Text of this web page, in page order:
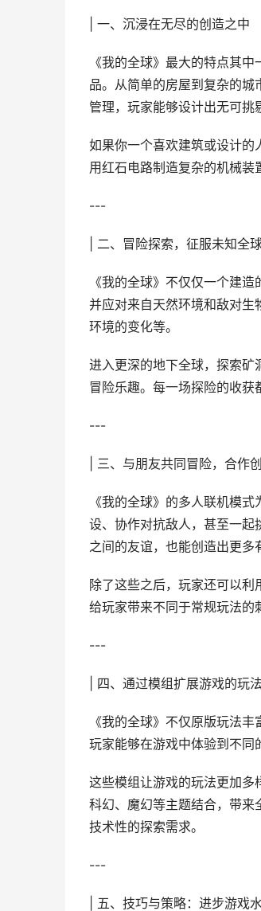
| 一、沉浸在无尽的创造之中
《我的全球》最大的特点其
品。从简单的房屋到复杂的
管理，玩家能够设计出无可挑
如果你一个喜欢建筑或设计的
用红石电路制造复杂的机械装
---
| 二、冒险探索，征服未知全
《我的全球》不仅仅一个建
并应对来自天然环境和敌对
环境的变化等。
进入更深的地下全球，探索
冒险乐趣。每一场探险的收获
---
| 三、与朋友共同冒险，合作
《我的全球》的多人联机模
设、协作对抗敌人，甚至一起
之间的友谊，也能创造出更多
除了这些之后，玩家还可以利
给玩家带来不同于常规玩法的
---
| 四、通过模组扩展游戏的玩法
《我的全球》不仅原版玩法
玩家能够在游戏中体验到不同
这些模组让游戏的玩法更加多
科幻、魔幻等主题结合，带来
技术性的探索需求。
---
| 五、技巧与策略：进步游戏